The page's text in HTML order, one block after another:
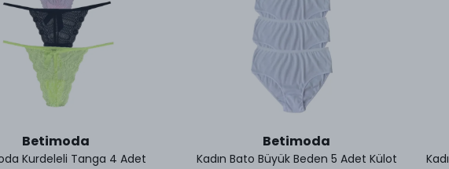
Betimoda
Kurdeleli Tanga 4 Adet
Betimoda
Kadın Bato Büyük Beden 5 Adet Külot